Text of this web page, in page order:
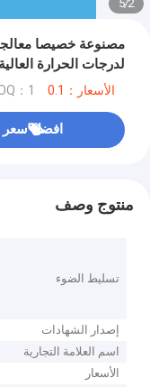
2
/
5
مصنوعة خصيصا معالجة
لدرجات الحرارة العالية
الأسعار：0.1 ：1
افضل سعر
منتوج وصف
تسليط الضوء
إصدار الشهادات
اسم العلامة التجارية
الأسعار